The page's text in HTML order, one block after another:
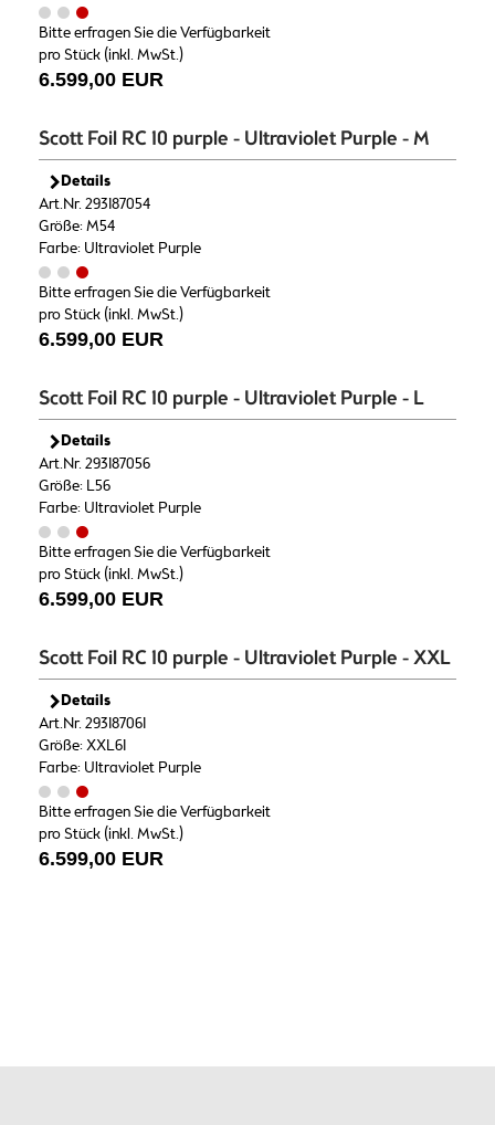
Bitte erfragen Sie die Verfügbarkeit
pro Stück (inkl. MwSt.)
6.599,00 EUR
Scott Foil RC 10 purple - Ultraviolet Purple - M
Details
Art.Nr. 293187054
Größe: M54
Farbe: Ultraviolet Purple
Bitte erfragen Sie die Verfügbarkeit
pro Stück (inkl. MwSt.)
6.599,00 EUR
Scott Foil RC 10 purple - Ultraviolet Purple - L
Details
Art.Nr. 293187056
Größe: L56
Farbe: Ultraviolet Purple
Bitte erfragen Sie die Verfügbarkeit
pro Stück (inkl. MwSt.)
6.599,00 EUR
Scott Foil RC 10 purple - Ultraviolet Purple - XXL
Details
Art.Nr. 293187061
Größe: XXL61
Farbe: Ultraviolet Purple
Bitte erfragen Sie die Verfügbarkeit
pro Stück (inkl. MwSt.)
6.599,00 EUR